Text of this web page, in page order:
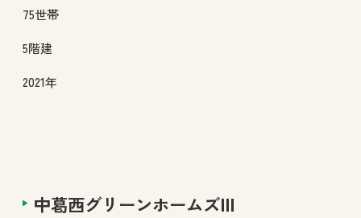
75世帯
5階建
2021年
中葛西グリーンホームズⅢ